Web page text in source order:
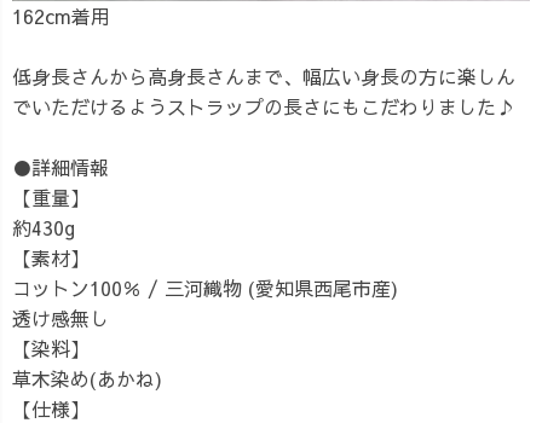
162cm着用
低身長さんから高身長さんまで、幅広い身長の方に楽しん
でいただけるようストラップの長さにもこだわりました♪
●詳細情報
【重量】
約430g
【素材】
コットン100％ / 三河織物 (愛知県西尾市産)
透け感無し
【染料】
草木染め(あかね)
【仕様】